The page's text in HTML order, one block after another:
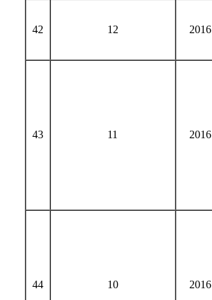
42 12 2016
43 11 2016
44 10 2016